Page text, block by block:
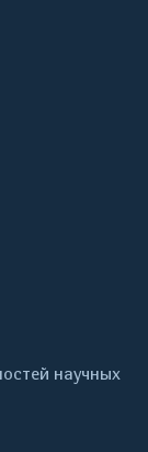
научных